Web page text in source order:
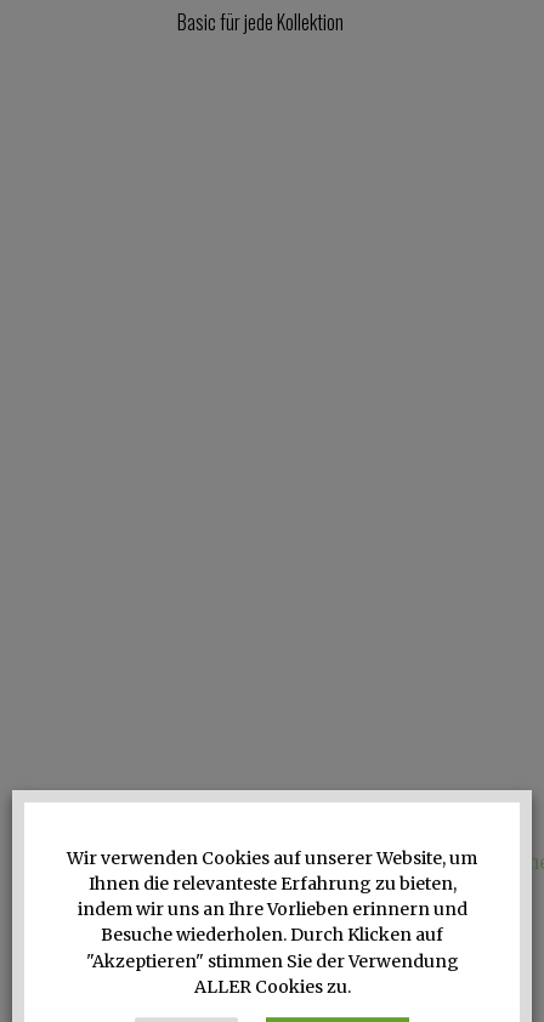
Basic für jede Kollektion
Geshootet kann das Ganze so aussehen
Mittwoch, 5.7.2017–Berlin
Fashion Week Diary
Wir verwenden Cookies auf unserer Website, um
Ihnen die relevanteste Erfahrung zu bieten,
indem wir uns an Ihre Vorlieben erinnern und
Besuche wiederholen. Durch Klicken auf
"Akzeptieren" stimmen Sie der Verwendung
ALLER Cookies zu.